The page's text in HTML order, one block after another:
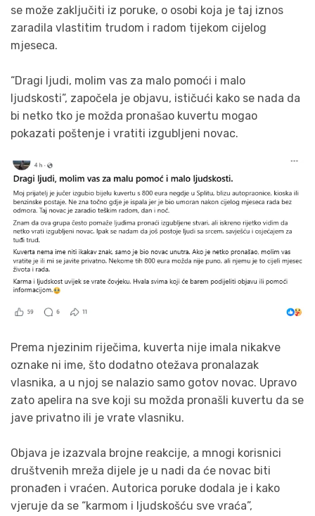
se može zaključiti iz poruke, o osobi koja je taj iznos
zaradila vlastitim trudom i radom tijekom cijelog
mjeseca.
“Dragi ljudi, molim vas za malo pomoći i malo
ljudskosti”, započela je objavu, ističući kako se nada da
bi netko tko je možda pronašao kuvertu mogao
pokazati poštenje i vratiti izgubljeni novac.
Prema njezinim riječima, kuverta nije imala nikakve
oznake ni ime, što dodatno otežava pronalazak
vlasnika, a u njoj se nalazio samo gotov novac. Upravo
zato apelira na sve koji su možda pronašli kuvertu da se
jave privatno ili je vrate vlasniku.
Objava je izazvala brojne reakcije, a mnogi korisnici
društvenih mreža dijele je u nadi da će novac biti
pronađen i vraćen. Autorica poruke dodala je i kako
vjeruje da se “karmom i ljudskošću sve vraća”,